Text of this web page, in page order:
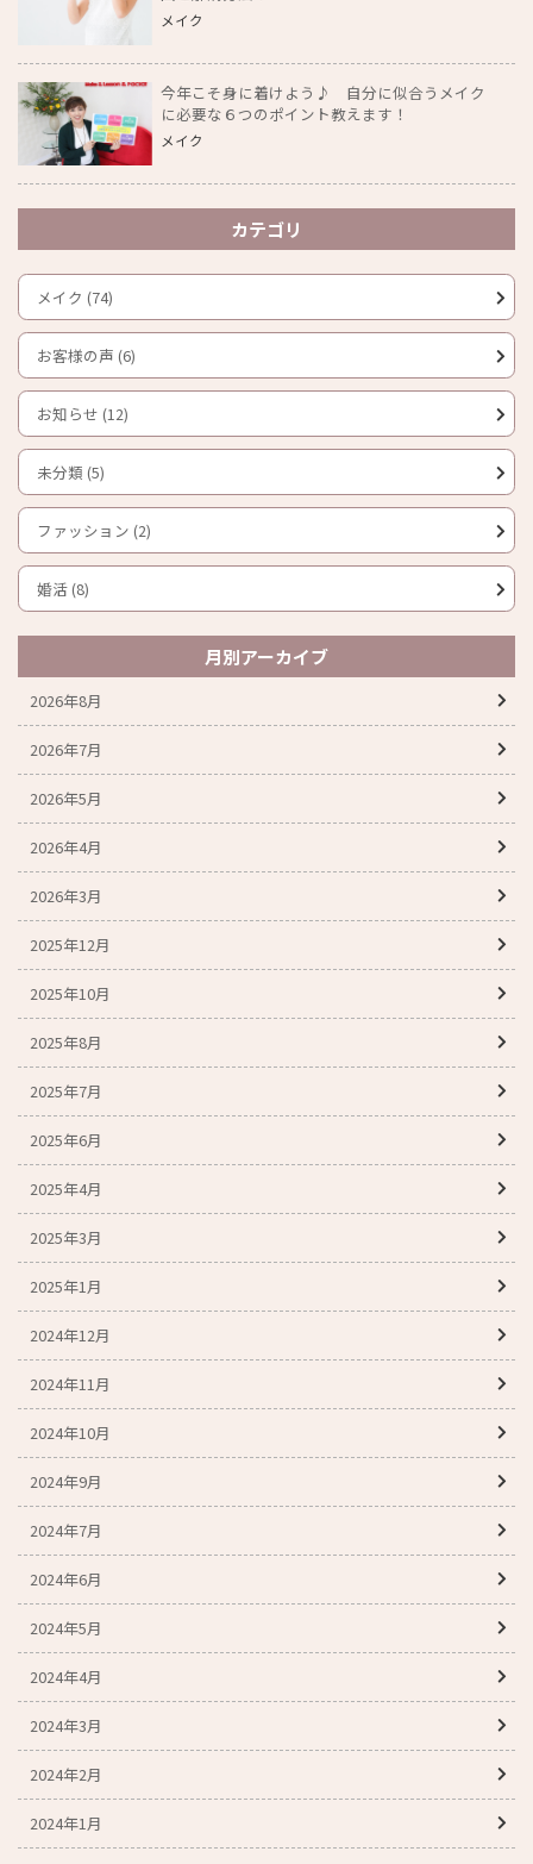
メイク
今年こそ身に着けよう♪ 自分に似合うメイク
に必要な６つのポイント教えます！
メイク
カテゴリ
メイク (74)
お客様の声 (6)
お知らせ (12)
未分類 (5)
ファッション (2)
婚活 (8)
月別アーカイブ
2026年8月
2026年7月
2026年5月
2026年4月
2026年3月
2025年12月
2025年10月
2025年8月
2025年7月
2025年6月
2025年4月
2025年3月
2025年1月
2024年12月
2024年11月
2024年10月
2024年9月
2024年7月
2024年6月
2024年5月
2024年4月
2024年3月
2024年2月
2024年1月